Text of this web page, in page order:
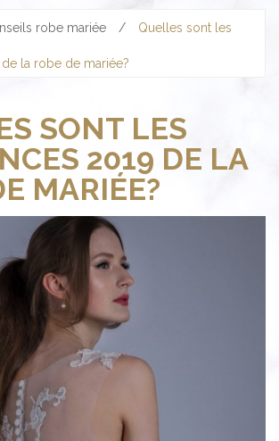
robe mariée / Quelles sont les
la robe de mariée?
SONT LES
2019 DE LA
MARIÉE?